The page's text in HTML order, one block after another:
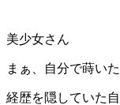
美少女さん
まぁ、自分で蒔い
経歴を隠していた